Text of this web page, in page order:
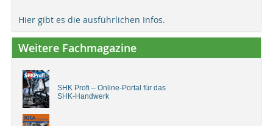
Hier gibt es die ausführlichen Infos.
Weitere Fachmagazine
SHK Profi – Online-Portal für das
SHK-Handwerk